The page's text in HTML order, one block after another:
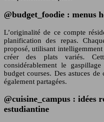
@budget_foodie : menus
L’originalité de ce compte
planification des repas.
proposé, utilisant
créer des plats variés.
considérablement le
budget courses. Des astuces
également partagées.
@cuisine_campus : idées
estudiantine